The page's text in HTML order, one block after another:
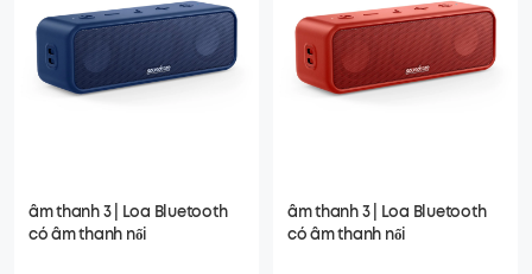
âm thanh 3 | Loa Bluetooth
có âm thanh nổi
âm thanh 3 | Loa Bluetooth
có âm thanh nổi